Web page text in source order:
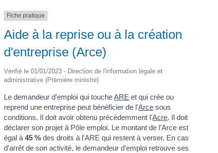
Fiche pratique
Aide à la reprise ou à la création
d'entreprise (Arce)
Vérifié le 01/01/2023 - Direction de l'information légale et
administrative (Première ministre)
Le demandeur d'emploi qui toucheARE et qui crée ou
reprend une entreprise peut bénéficier de l'Arce sous
conditions. Il doit avoir obtenu précédemment l'Acre. Il doit
déclarer son projet à Pôle emploi. Le montant de l'Arce est
égal à45 % des droits à l'ARE qui restent à verser. En cas
d'arrêt de son activité, le demandeur d'emploi retrouve ses